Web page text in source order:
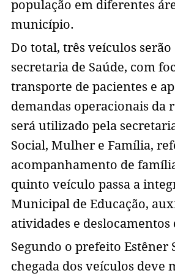
população em diferentes
município.
Do total, três veículos serão
secretaria de Saúde, com
transporte de pacientes e
demandas operacionais da
será utilizado pela
Social, Mulher e Família,
acompanhamento de
quinto veículo passa a
Municipal de Educação,
atividades e deslocamentos
Segundo o prefeito Estêner
chegada dos veículos deve